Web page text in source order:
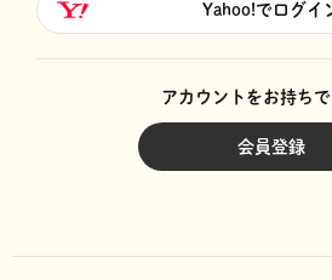
Yahoo!でログイ
アカウントをお持ち
会員登録